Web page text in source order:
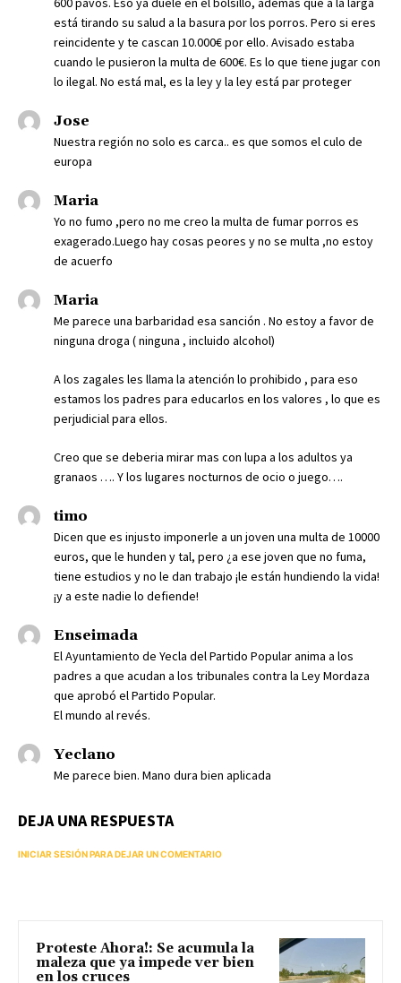
está tirando su salud a la basura por los porros. Pero si eres
reincidente y te cascan 10.000€ por ello. Avisado estaba
cuando le pusieron la multa de 600€. Es lo que tiene jugar con
lo ilegal. No está mal, es la ley y la ley está par proteger
Jose
Nuestra región no solo es carca.. es que somos el culo de
europa
Maria
Yo no fumo ,pero no me creo la multa de fumar porros es
exagerado.Luego hay cosas peores y no se multa ,no estoy
de acuerfo
Maria
Me parece una barbaridad esa sanción . No estoy a favor de
ninguna droga ( ninguna , incluido alcohol)
A los zagales les llama la atención lo prohibido , para eso
estamos los padres para educarlos en los valores , lo que es
perjudicial para ellos.
Creo que se deberia mirar mas con lupa a los adultos ya
granaos …. Y los lugares nocturnos de ocio o juego….
timo
Dicen que es injusto imponerle a un joven una multa de 10000
euros, que le hunden y tal, pero ¿a ese joven que no fuma,
tiene estudios y no le dan trabajo ¡le están hundiendo la vida!
¡y a este nadie lo defiende!
Enseimada
El Ayuntamiento de Yecla del Partido Popular anima a los
padres a que acudan a los tribunales contra la Ley Mordaza
que aprobó el Partido Popular.
El mundo al revés.
Yeclano
Me parece bien. Mano dura bien aplicada
DEJA UNA RESPUESTA
INICIAR SESIÓN PARA DEJAR UN COMENTARIO
Proteste Ahora!: Se acumula la
maleza que ya impede ver bien
en los cruces